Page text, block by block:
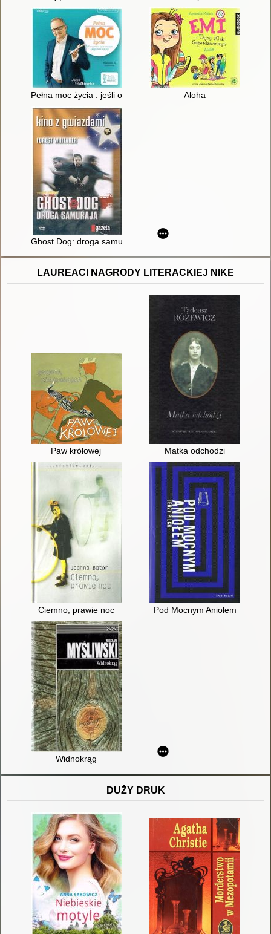
Pełna moc życia : jeśli o czymś w życiu marzysz - sięgnij po to
Aloha
Ghost Dog: droga samuraja
LAUREACI NAGRODY LITERACKIEJ NIKE
Paw królowej Matka odchodzi
Ciemno, prawie noc Pod Mocnym Aniołem
Widnokrąg
DUŻY DRUK